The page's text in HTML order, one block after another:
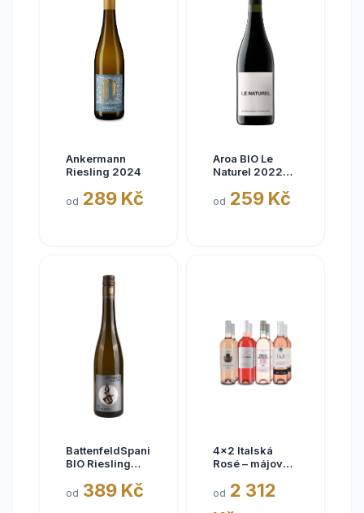
Ankermann
Riesling 2024
od 289 Kč
Aroa BIO Le
Naturel 2022
Navarra, bez
od 259 Kč
BattenfeldSpanier
BIO Riesling
2025,
od 389 Kč
4x2 Italská
Rosé – májové
od 2 312